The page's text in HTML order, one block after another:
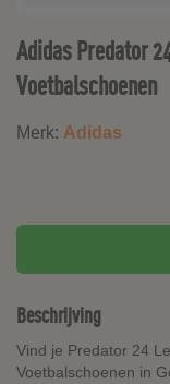
Adidas Predator
Voetbalschoenen
Merk: Adidas
Beschrijving
Vind je Predator 24
Voetbalschoenen in